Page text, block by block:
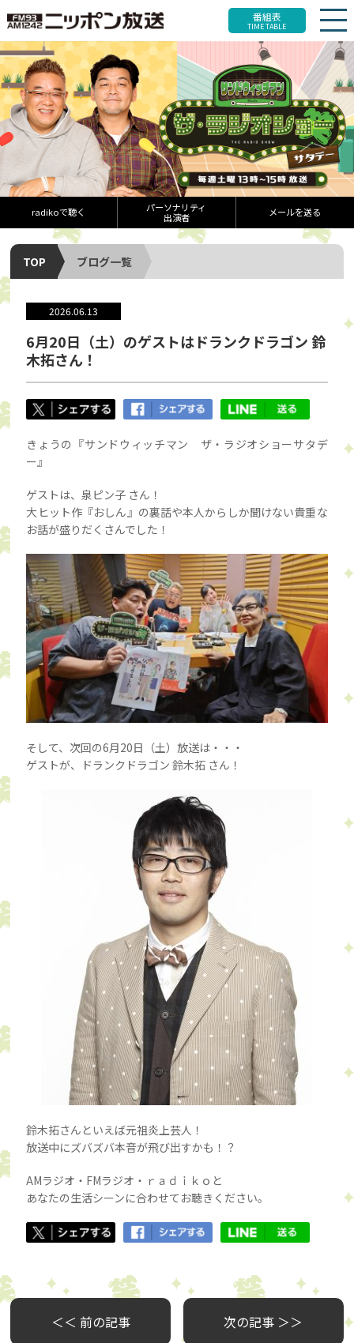
番組表
TIME TABLE
radikoで聴く
パーソナリティ
出演者
メールを送る
TOP ブログ一覧
2026.06.13
6月20日（土）のゲストはドランクドラゴン 鈴
木拓さん！
きょうの『サンドウィッチマン ザ・ラジオショーサタデ
ー』
ゲストは、泉ピン子 さん！
大ヒット作『おしん』の裏話や本人からしか聞けない貴重な
お話が盛りだくさんでした！
そして、次回の6月20日（土）放送は・・・
ゲストが、ドランクドラゴン 鈴木拓 さん！
鈴木拓さんといえば元祖炎上芸人！
放送中にズバズバ本音が飛び出すかも！？
AMラジオ・FMラジオ・ｒａｄｉｋｏと
あなたの生活シーンに合わせてお聴きください。
＜＜ 前の記事 次の記事 ＞＞